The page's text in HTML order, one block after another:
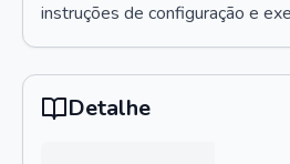
instruções de configuração e
Detalhe